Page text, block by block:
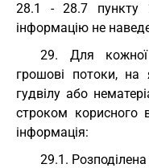
28.1 - 28.7 пункту
інформацію не
29. Для кожної
грошові потоки, на
гудвілу або
строком корисного
інформація:
29.1. Розподілена